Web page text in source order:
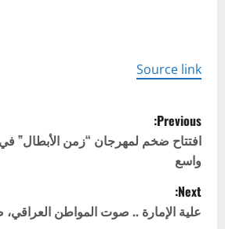
Source link
P
o
s
t
Previous:
افتتاح ضخم لمهرجان “زمن الأبطال”
واسع
Next:
علية الإمارة .. صوت المواطن العراقي،